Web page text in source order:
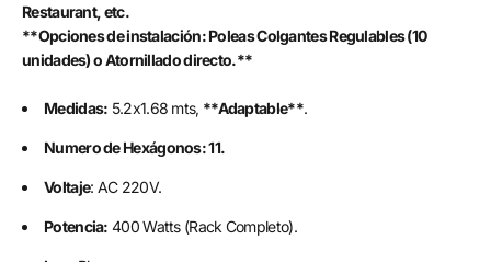
Restaurant, etc.
**Opciones de instalación: Poleas Colgantes Regulables (10
unidades) o Atornillado directo.**
Medidas: 5.2x1.68 mts, **Adaptable**.
Numero de Hexágonos: 11.
Voltaje: AC 220V.
Potencia: 400 Watts (Rack Completo).